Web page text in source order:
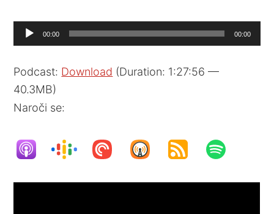
Audio
Player
00:00 00:00
Podcast: Download (Duration: 1:27:56 —
40.3MB)
Naroči se: